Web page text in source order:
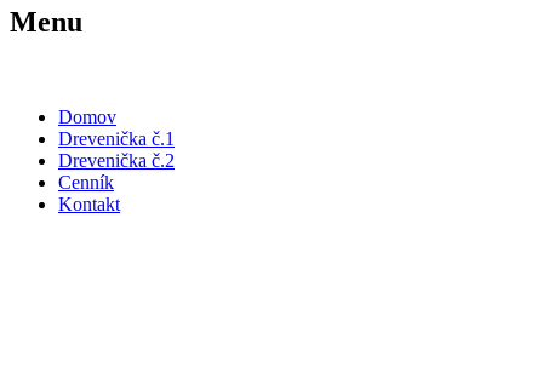
Menu
Domov
Drevenička č.1
Drevenička č.2
Cenník
Kontakt